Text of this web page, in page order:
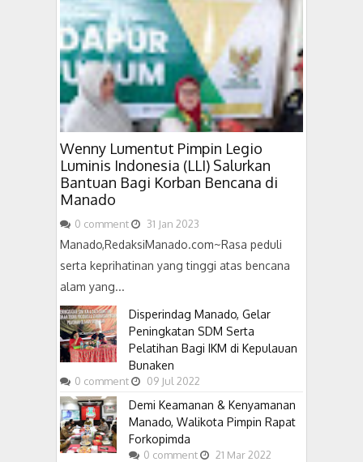
Wenny Lumentut Pimpin Legio
Luminis Indonesia (LLI) Salurkan
Bantuan Bagi Korban Bencana di
Manado
0 comment 31 Jan 2023
Manado,RedaksiManado.com~Rasa peduli
serta keprihatinan yang tinggi atas bencana
alam yang...
Disperindag Manado, Gelar
Peningkatan SDM Serta
Pelatihan Bagi IKM di Kepulauan
Bunaken
0 comment 09 Jul 2022
Demi Keamanan & Kenyamanan
Manado, Walikota Pimpin Rapat
Forkopimda
0 comment 21 Mar2022